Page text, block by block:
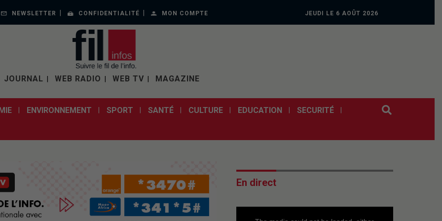
NEWSLETTER CONFIDENTIALITÉ MON COMPTE JEUDI LE 6 AOÛT 2026
JOURNAL WEB RADIO WEB TV MAGAZINE
ENVIRONNEMENT SPORT SANTÉ CULTURE EDUCATION SECURITÉ
En direct